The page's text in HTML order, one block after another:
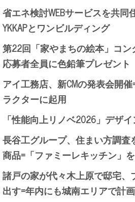
省エネ検討WEBサービスを共同
YKKAPとワンビルディング
第22回「家やまちの絵本」コ
応募者全員に色鉛筆プレゼント
アイ工務店、新CMの発表会開
ラクターに起用
「性能向上リノベ2026」デザ
長谷工グループ、住まい方調
商品=「ファミーレキッチン」
諸戸の家が代々木上原で邸宅、
出す=年内にも城南エリアで計